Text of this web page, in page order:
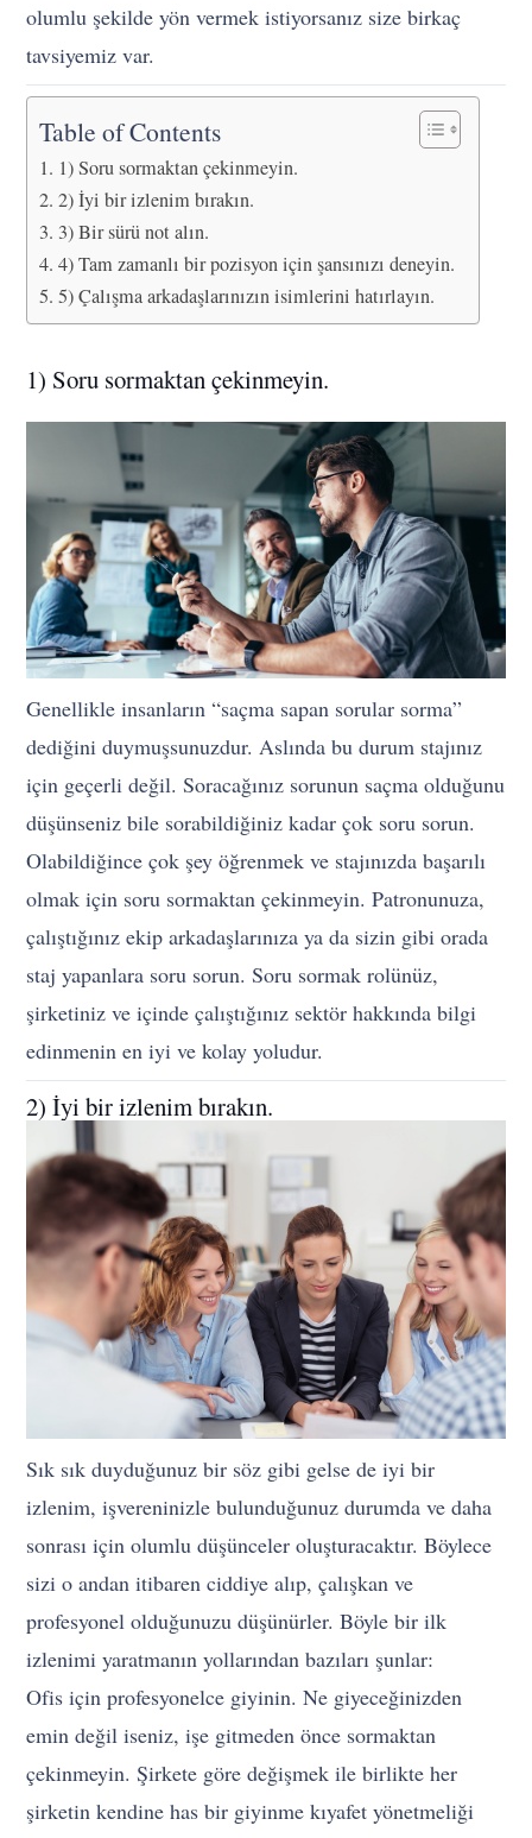
olumlu şekilde yön vermek istiyorsanız size birkaç
tavsiyemiz var.
Table of Contents
1) Soru sormaktan çekinmeyin.
2) İyi bir izlenim bırakın.
3) Bir sürü not alın.
4) Tam zamanlı bir pozisyon için şansınızı deneyin.
5) Çalışma arkadaşlarınızın isimlerini hatırlayın.
1) Soru sormaktan çekinmeyin.
Genellikle insanların “saçma sapan sorular sorma”
dediğini duymuşsunuzdur. Aslında bu durum stajınız
için geçerli değil. Soracağınız sorunun saçma olduğunu
düşünseniz bile sorabildiğiniz kadar çok soru sorun.
Olabildiğince çok şey öğrenmek ve stajınızda başarılı
olmak için soru sormaktan çekinmeyin. Patronunuza,
çalıştığınız ekip arkadaşlarınıza ya da sizin gibi orada
staj yapanlara soru sorun. Soru sormak rolünüz,
şirketiniz ve içinde çalıştığınız sektör hakkında bilgi
edinmenin en iyi ve kolay yoludur.
2) İyi bir izlenim bırakın.
Sık sık duyduğunuz bir söz gibi gelse de iyi bir
izlenim, işvereninizle bulunduğunuz durumda ve daha
sonrası için olumlu düşünceler oluşturacaktır. Böylece
sizi o andan itibaren ciddiye alıp, çalışkan ve
profesyonel olduğunuzu düşünürler. Böyle bir ilk
izlenimi yaratmanın yollarından bazıları şunlar:
Ofis için profesyonelce giyinin. Ne giyeceğinizden
emin değil iseniz, işe gitmeden önce sormaktan
çekinmeyin. Şirkete göre değişmek ile birlikte her
şirketin kendine has bir giyinme kıyafet yönetmeliği